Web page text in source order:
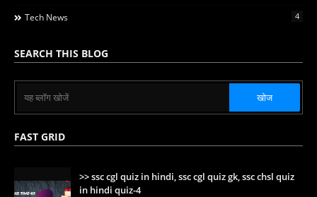
Tech News 4
SEARCH THIS BLOG
FAST GRID
ssc cgl quiz in hindi, ssc cgl quiz gk, ssc chsl quiz
in hindi quiz-4